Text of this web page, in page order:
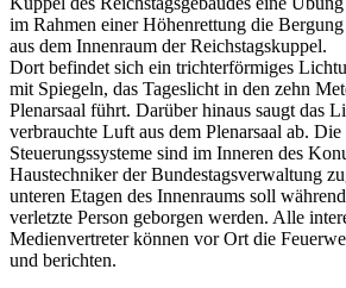
im Rahmen einer Höhenrettung die
aus dem Innenraum der Reichstagskuppel.
Dort befindet sich ein trichterförmiges
mit Spiegeln, das Tageslicht in den zehn
Plenarsaal führt. Darüber hinaus saugt das
verbrauchte Luft aus dem Plenarsaal ab. Die
Steuerungssysteme sind im Inneren des
Haustechniker der Bundestagsverwaltung
unteren Etagen des Innenraums soll
verletzte Person geborgen werden. Alle
Medienvertreter können vor Ort die
und berichten.